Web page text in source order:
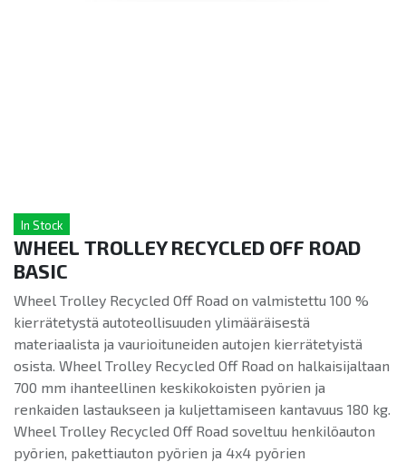
In Stock
WHEEL TROLLEY RECYCLED OFF ROAD
BASIC
Wheel Trolley Recycled Off Road on valmistettu 100 %
kierrätetystä autoteollisuuden ylimääräisestä
materiaalista ja vaurioituneiden autojen kierrätetyistä
osista. Wheel Trolley Recycled Off Road on halkaisijaltaan
700 mm ihanteellinen keskikokoisten pyörien ja
renkaiden lastaukseen ja kuljettamiseen kantavuus 180 kg.
Wheel Trolley Recycled Off Road soveltuu henkilöauton
pyörien, pakettiauton pyörien ja 4x4 pyörien